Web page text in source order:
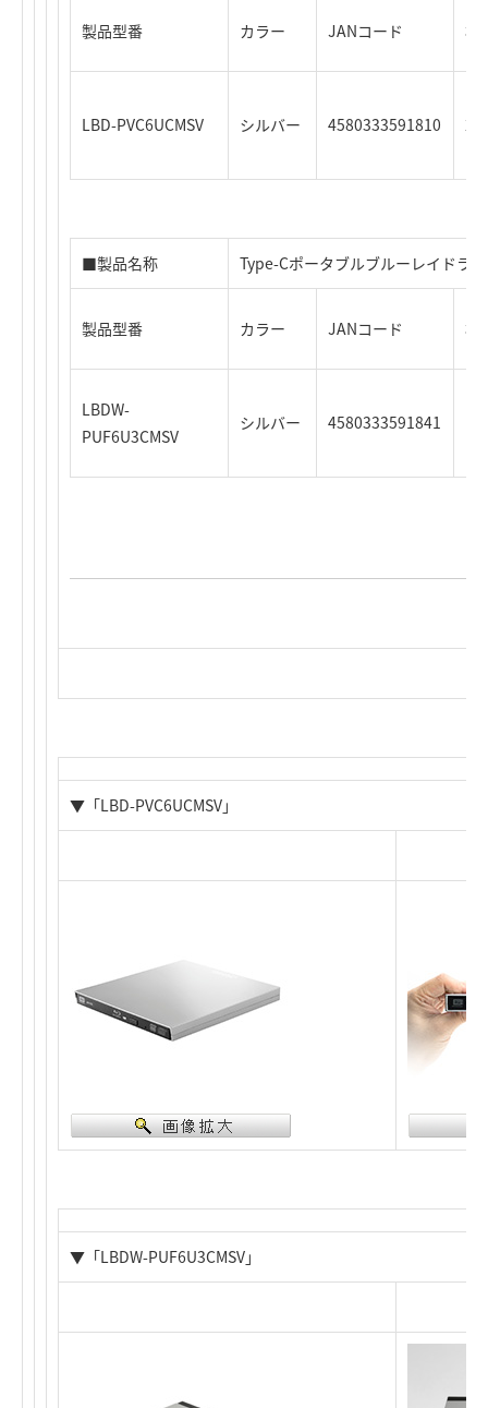
製品型番 カラー JANコード 標
LBD-PVC6UCMSV シルバー 4580333591810
■製品名称 Type-Cポータブルブルーレイドラ
製品型番 カラー JANコード 標
LBDW-
PUF6U3CMSV
シルバー 4580333591841
▼「LBD-PVC6UCMSV」
▼「LBDW-PUF6U3CMSV」